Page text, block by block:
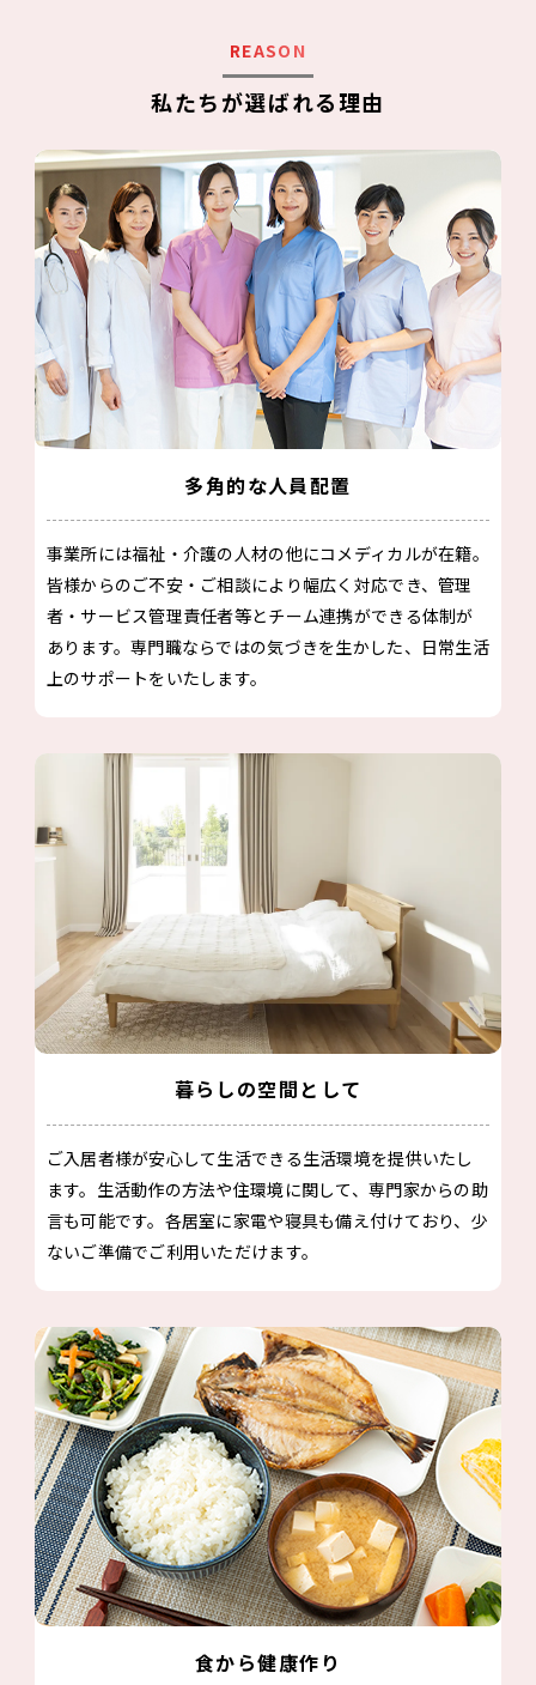
REASON
私たちが選ばれる理由
多角的な人員配置
事業所には福祉・介護の人材の他にコメディカルが在籍。
皆様からのご不安・ご相談により幅広く対応でき、管理
者・サービス管理責任者等とチーム連携ができる体制が
あります。専門職ならではの気づきを生かした、日常生活
上のサポートをいたします。
暮らしの空間として
ご入居者様が安心して生活できる生活環境を提供いたし
ます。生活動作の方法や住環境に関して、専門家からの助
言も可能です。各居室に家電や寝具も備え付けており、少
ないご準備でご利用いただけます。
食から健康作り